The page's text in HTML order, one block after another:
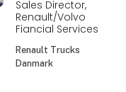
Sales Director,
Renault/Volvo
Fiancial Services
Renault Trucks
Danmark